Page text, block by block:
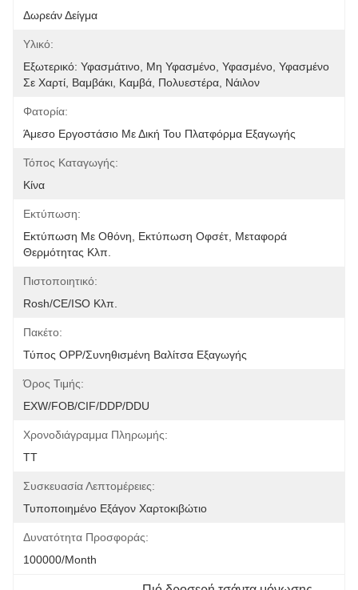
Δωρεάν Δείγμα
Υλικό:
Εξωτερικό: Υφασμάτινο, Μη Υφασμένο, Υφασμένο, Υφασμένο
Σε Χαρτί, Βαμβάκι, Καμβά, Πολυεστέρα, Νάιλον
Φατορία:
Άμεσο Εργοστάσιο Με Δική Του Πλατφόρμα Εξαγωγής
Τόπος Καταγωγής:
Κίνα
Εκτύπωση:
Εκτύπωση Με Οθόνη, Εκτύπωση Οφσέτ, Μεταφορά
Θερμότητας Κλπ.
Πιστοποιητικό:
Rosh/CE/ISO Κλπ.
Πακέτο:
Τύπος OPP/Συνηθισμένη Βαλίτσα Εξαγωγής
Όρος Τιμής:
EXW/FOB/CIF/DDP/DDU
Χρονοδιάγραμμα Πληρωμής:
ΤΤ
Συσκευασία Λεπτομέρειες:
Τυποποιημένο Εξάγον Χαρτοκιβώτιο
Δυνατότητα Προσφοράς:
100000/month